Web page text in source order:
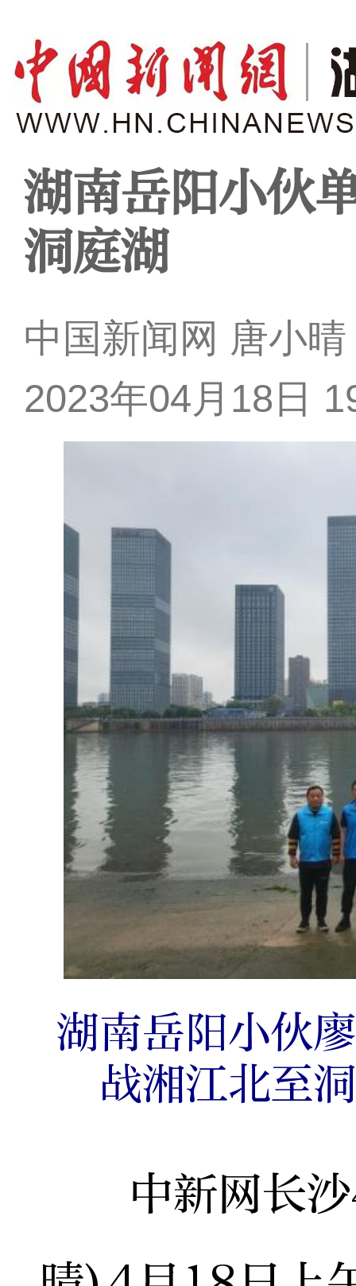
湖南岳阳小伙
洞庭湖
中国新闻网 唐小晴
2023年04月18日
湖南岳阳小伙
战湘江北至
中新网长沙